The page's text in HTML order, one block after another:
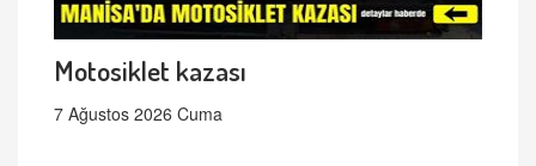
Motosiklet kazası
7 Ağustos 2026 Cuma